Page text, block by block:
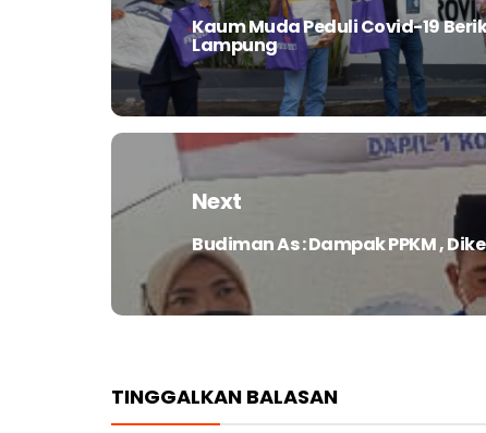
Previous
post:
Kaum Muda Peduli Covid-19
Lampung
Next
Next
post:
Budiman As : Dampak PPKM ,
TINGGALKAN BALASAN